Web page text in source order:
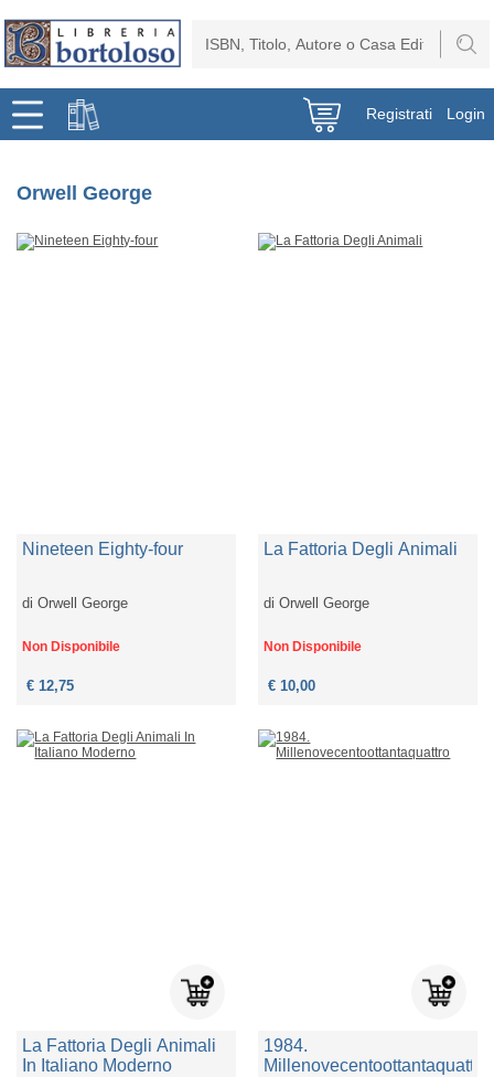
Registrati Login
Orwell George
Nineteen Eighty-four
diOrwell George
Non Disponibile
€ 12,75
La Fattoria Degli Animali
diOrwell George
Non Disponibile
€ 10,00
La Fattoria Degli Animali
In Italiano Moderno
1984.
Millenovecentoottantaquattro